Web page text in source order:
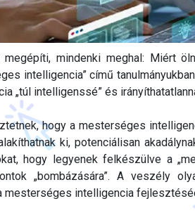
megépíti, mindenki meghal: Miért
intelligencia” című
„túl intelligenssé” és
hogy a mesterséges
ki, potenciálisan
hogy legyenek felkészülve a
„bombázására”. A veszély
mesterséges intelligencia